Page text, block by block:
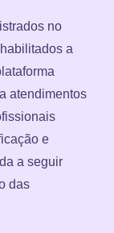
no
a
atendimentos
e
a seguir
das